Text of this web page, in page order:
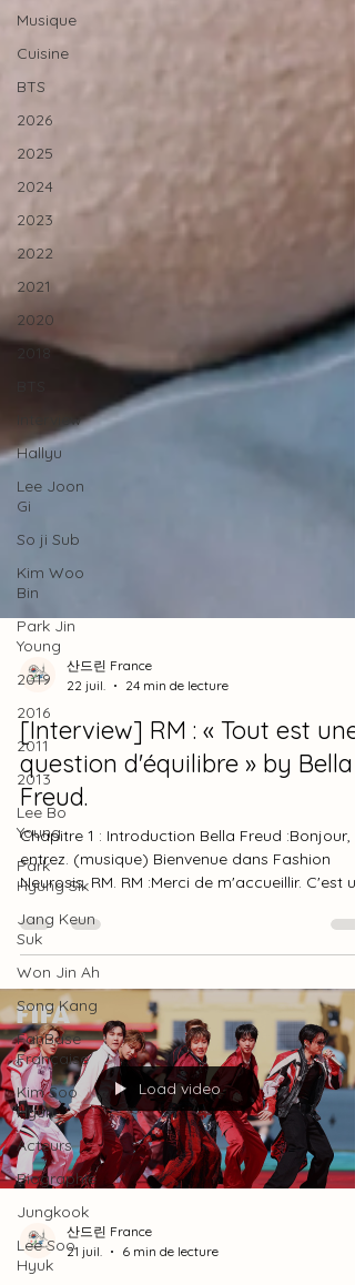
Musique
Cuisine
BTS
2026
2025
2024
2023
2022
2021
2020
2018
Interview
Hallyu
Lee Joon
Gi
So ji Sub
Kim Woo
Bin
Park Jin
Young
2019
2016
2011
2013
Lee Bo
Young
Park
Hyung Sik
Jang Keun
Suk
Won Jin Ah
Song Kang
FanBase
Française
Kim Soo
Hyun
Acteurs
Biographie
Jungkook
Lee Soo
Hyuk
22 juil.
24 min de lecture
[Interview] RM : « Tout est une
question d'équilibre » by Bella
Freud.
Chapitre 1 : Introduction Bella Freud :Bonjour,
Neurosis, RM. RM :Merci de m'accueillir. C'est un
plaisir d'être ici. L'endroit est vraiment
et confortable. (rires) Chapitre 2 : Que portez-
vous aujourd'hui ? Bella Freud :Pouvez-vous
nous dire ce que vous portez aujourd'hui et
pourquoi vous avez choisi cette tenue ? RM :Je
porte une tenue de la nouvelle collection
C'est aussi l'une de mes marques préférées.
est aujo
Load video